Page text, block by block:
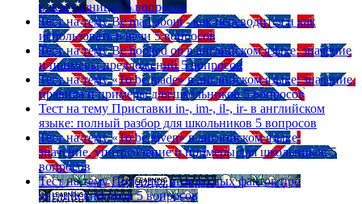
в чем разница? 5 вопросов
Тест на тему Be mad about - как переводится и как
использовать в речи 5 вопросов
Тест на тему Be hooked on в английском языке: значение
и примеры предложений 5 вопросов
Тест на тему «To be made» в английском языке: значение,
правила и примеры для школьников 5 вопросов
Тест на тему Приставки in-, im-, il-, ir- в английском
языке: полный разбор для школьников 5 вопросов
Тест на тему «To be given» в английском языке:
значение, употребление и примеры для школьников 5
вопросов
Тест на тему Подборка интересных фактов про
английский язык 5 вопросов